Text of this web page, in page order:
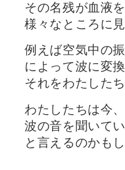
その名残が血液
様々なところに
例えば空気中の
によって波に変
それをわたした
わたしたちは今
波の音を聞いて
と言えるのかも